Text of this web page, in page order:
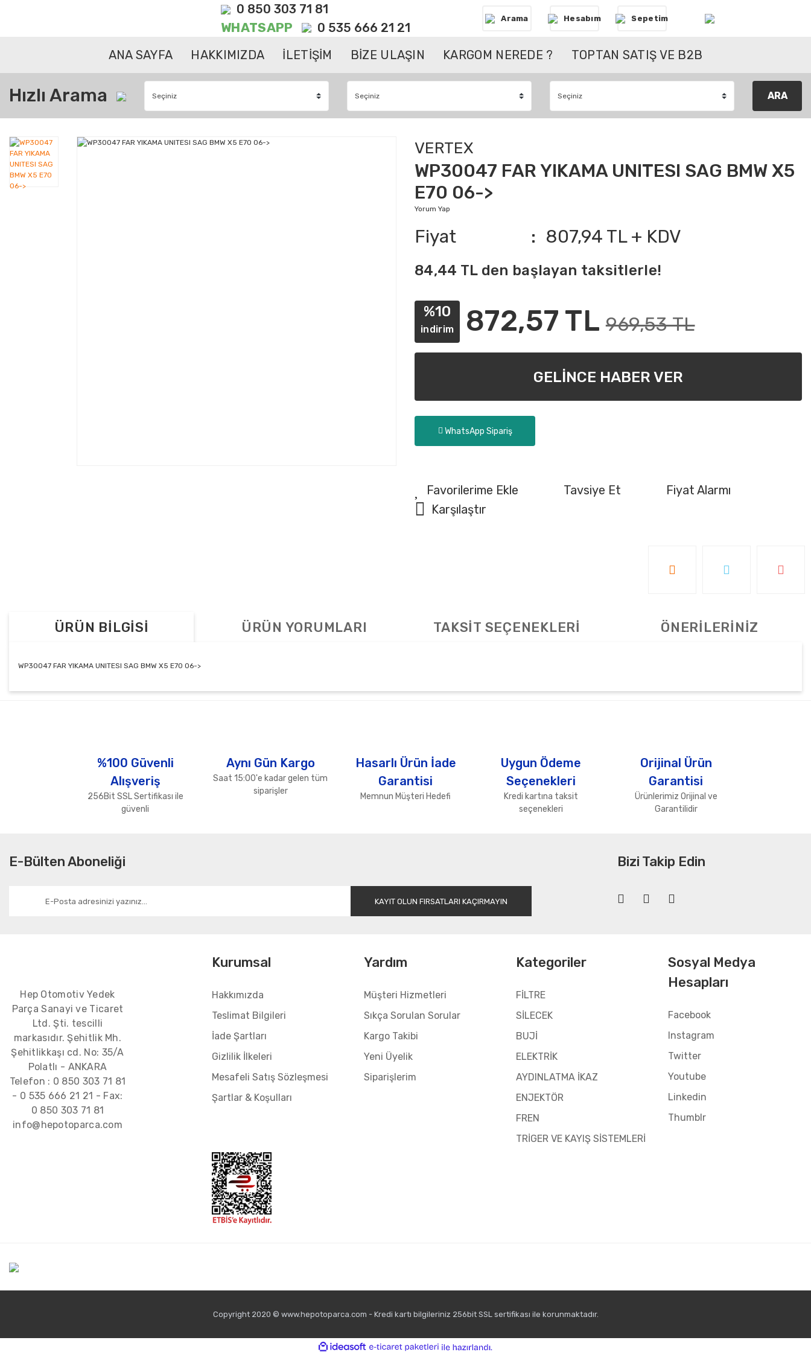
0 850 303 71 81
WHATSAPP 0 535 666 21 21
Arama Hesabım Sepetim
ANA SAYFA HAKKIMIZDA İLETİŞİM BİZE ULAŞIN KARGOM NEREDE ? TOPTAN SATIŞ VE B2B
Hızlı Arama ARA
VERTEX
WP30047 FAR YIKAMA UNITESI SAG BMW X5
E70 06->
Yorum Yap
Fiyat 807,94 TL + KDV
84,44 TL den başlayan taksitlerle!
%10
indirim 872,57 TL 969,53 TL
GELİNCE HABER VER
WhatsApp Sipariş
Tavsiye Et
Fiyat Alarmı
Karşılaştır
ÜRÜN BİLGİSİ ÜRÜN YORUMLARI TAKSİT SEÇENEKLERİ ÖNERİLERİNİZ
WP30047 FAR YIKAMA UNITESI SAG BMW X5 E70 06->
Ürün fiyatı diğer sitelerden daha pahalı.
Bu ürüne benzer farklı alternatifler olmalı.
Gönder
%100 Güvenli
Alışveriş
256Bit SSL Sertifikası ile
güvenli
Aynı Gün Kargo
Saat 15:00'e kadar gelen tüm
siparişler
Hasarlı Ürün İade
Garantisi
Memnun Müşteri Hedefi
Uygun Ödeme
Seçenekleri
Kredi kartına taksit
seçenekleri
Orijinal Ürün
Garantisi
Ürünlerimiz Orijinal ve
Garantilidir
E-Bülten Aboneliği
KAYIT OLUN FIRSATLARI KAÇIRMAYIN
Bizi Takip Edin
Hep Otomotiv Yedek
Parça Sanayi ve Ticaret
Ltd. Şti. tescilli
markasıdır. Şehitlik Mh.
Şehitlikkaşı cd. No: 35/A
Polatlı - ANKARA
Telefon : 0 850 303 71 81
- 0 535 666 21 21 - Fax:
0 850 303 71 81
info@hepotoparca.com
Kurumsal
Hakkımızda
Teslimat Bilgileri
İade Şartları
Gizlilik İlkeleri
Mesafeli Satış Sözleşmesi
Şartlar & Koşulları
Yardım
Müşteri Hizmetleri
Sıkça Sorulan Sorular
Kargo Takibi
Yeni Üyelik
Siparişlerim
Kategoriler
FİLTRE
SİLECEK
BUJİ
ELEKTRİK
AYDINLATMA İKAZ
ENJEKTÖR
FREN
TRİGER VE KAYIŞ SİSTEMLERİ
Sosyal Medya
Hesapları
Facebook
Instagram
Twitter
Youtube
Linkedin
Thumblr
Copyright 2020 © www.hepotoparca.com - Kredi kartı bilgileriniz 256bit SSL sertifikası ile korunmaktadır.
ideasoft e-